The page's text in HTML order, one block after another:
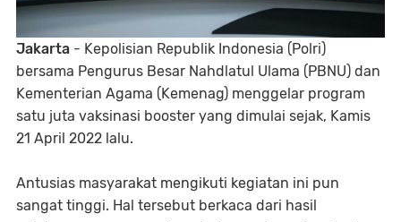
Jakarta - Kepolisian Republik Indonesia (Polri)
bersama Pengurus Besar Nahdlatul Ulama (PBNU) dan
Kementerian Agama (Kemenag) menggelar program
satu juta vaksinasi booster yang dimulai sejak, Kamis
21 April 2022 lalu.
Antusias masyarakat mengikuti kegiatan ini pun
sangat tinggi. Hal tersebut berkaca dari hasil